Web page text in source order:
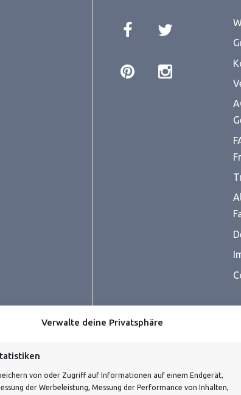
Verwalte deine Privatsphäre
von oder Zugriff auf Informationen auf einem Endgerät,
der Werbeleistung, Messung der Performance von Inhalten,